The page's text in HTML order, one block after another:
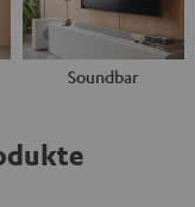
Soundbar